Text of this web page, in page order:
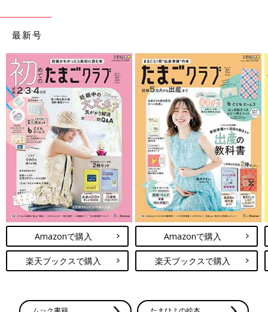
最新号
Amazonで購入
楽天ブックスで購入
Amazonで購入
楽天ブックスで購入